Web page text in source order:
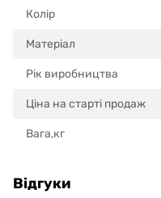
Колір
Матеріал
Рік виробництва
Ціна на старті продаж
Вага,кг
Відгуки